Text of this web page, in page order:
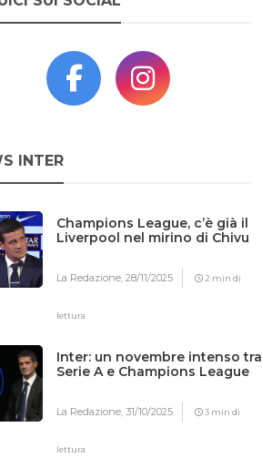
INTER
Champions League, c’è già il
Liverpool nel mirino di Chivu
La Redazione,28/11/2025 2 min di
lettura
Inter: un novembre intenso tra
Serie A e Champions League
La Redazione,31/10/2025 3 min di
lettura